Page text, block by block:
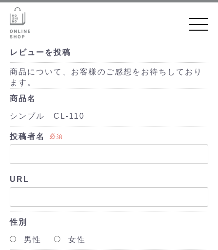
レビューを投稿
商品について、お客様のご感想をお待ちしており
ます。
商品名
シンプル CL-110
投稿者名 必須
URL
性別
男性 女性